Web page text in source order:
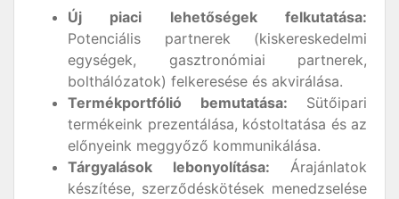
Új piaci lehetőségek felkutatása:
Potenciális partnerek (kiskereskedelmi
egységek, gasztronómiai partnerek,
bolthálózatok) felkeresése és akvirálása.
Termékportfólió bemutatása: Sütőipari
termékeink prezentálása, kóstoltatása és az
előnyeink meggyőző kommunikálása.
Tárgyalások lebonyolítása: Árajánlatok
készítése, szerződéskötések menedzselése